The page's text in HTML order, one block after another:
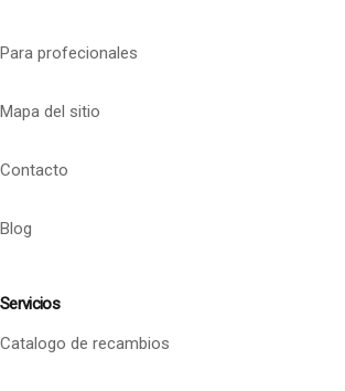
Para profecionales
Mapa del sitio
Contacto
Blog
Servicios
Catalogo de recambios